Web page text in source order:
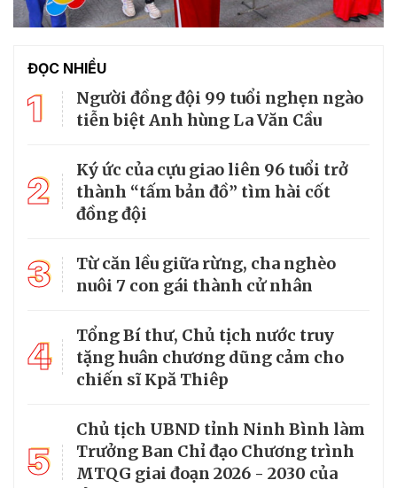
ĐỌC NHIỀU
1
Người đồng đội 99 tuổi nghẹn ngào
tiễn biệt Anh hùng La Văn Cầu
2
Ký ức của cựu giao liên 96 tuổi trở
thành “tấm bản đồ” tìm hài cốt
đồng đội
3
Từ căn lều giữa rừng, cha nghèo
nuôi 7 con gái thành cử nhân
4
Tổng Bí thư, Chủ tịch nước truy
tặng huân chương dũng cảm cho
chiến sĩ Kpă Thiêp
5
Chủ tịch UBND tỉnh Ninh Bình làm
Trưởng Ban Chỉ đạo Chương trình
MTQG giai đoạn 2026 - 2030 của